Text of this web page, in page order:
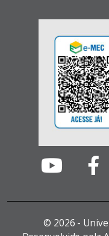
© 2026 -